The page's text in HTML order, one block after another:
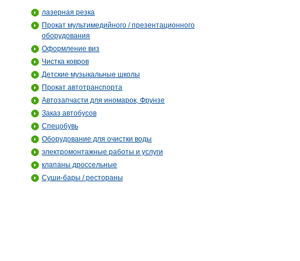
лазерная резка
Прокат мультимедийного / презентационного
оборудования
Оформление виз
Чистка ковров
Детские музыкальные школы
Прокат автотранспорта
Автозапчасти для иномарок, Фрунзе
Заказ автобусов
Спецобувь
Оборудование для очистки воды
электромонтажные работы и услуги
клапаны дроссельные
Суши-бары / рестораны